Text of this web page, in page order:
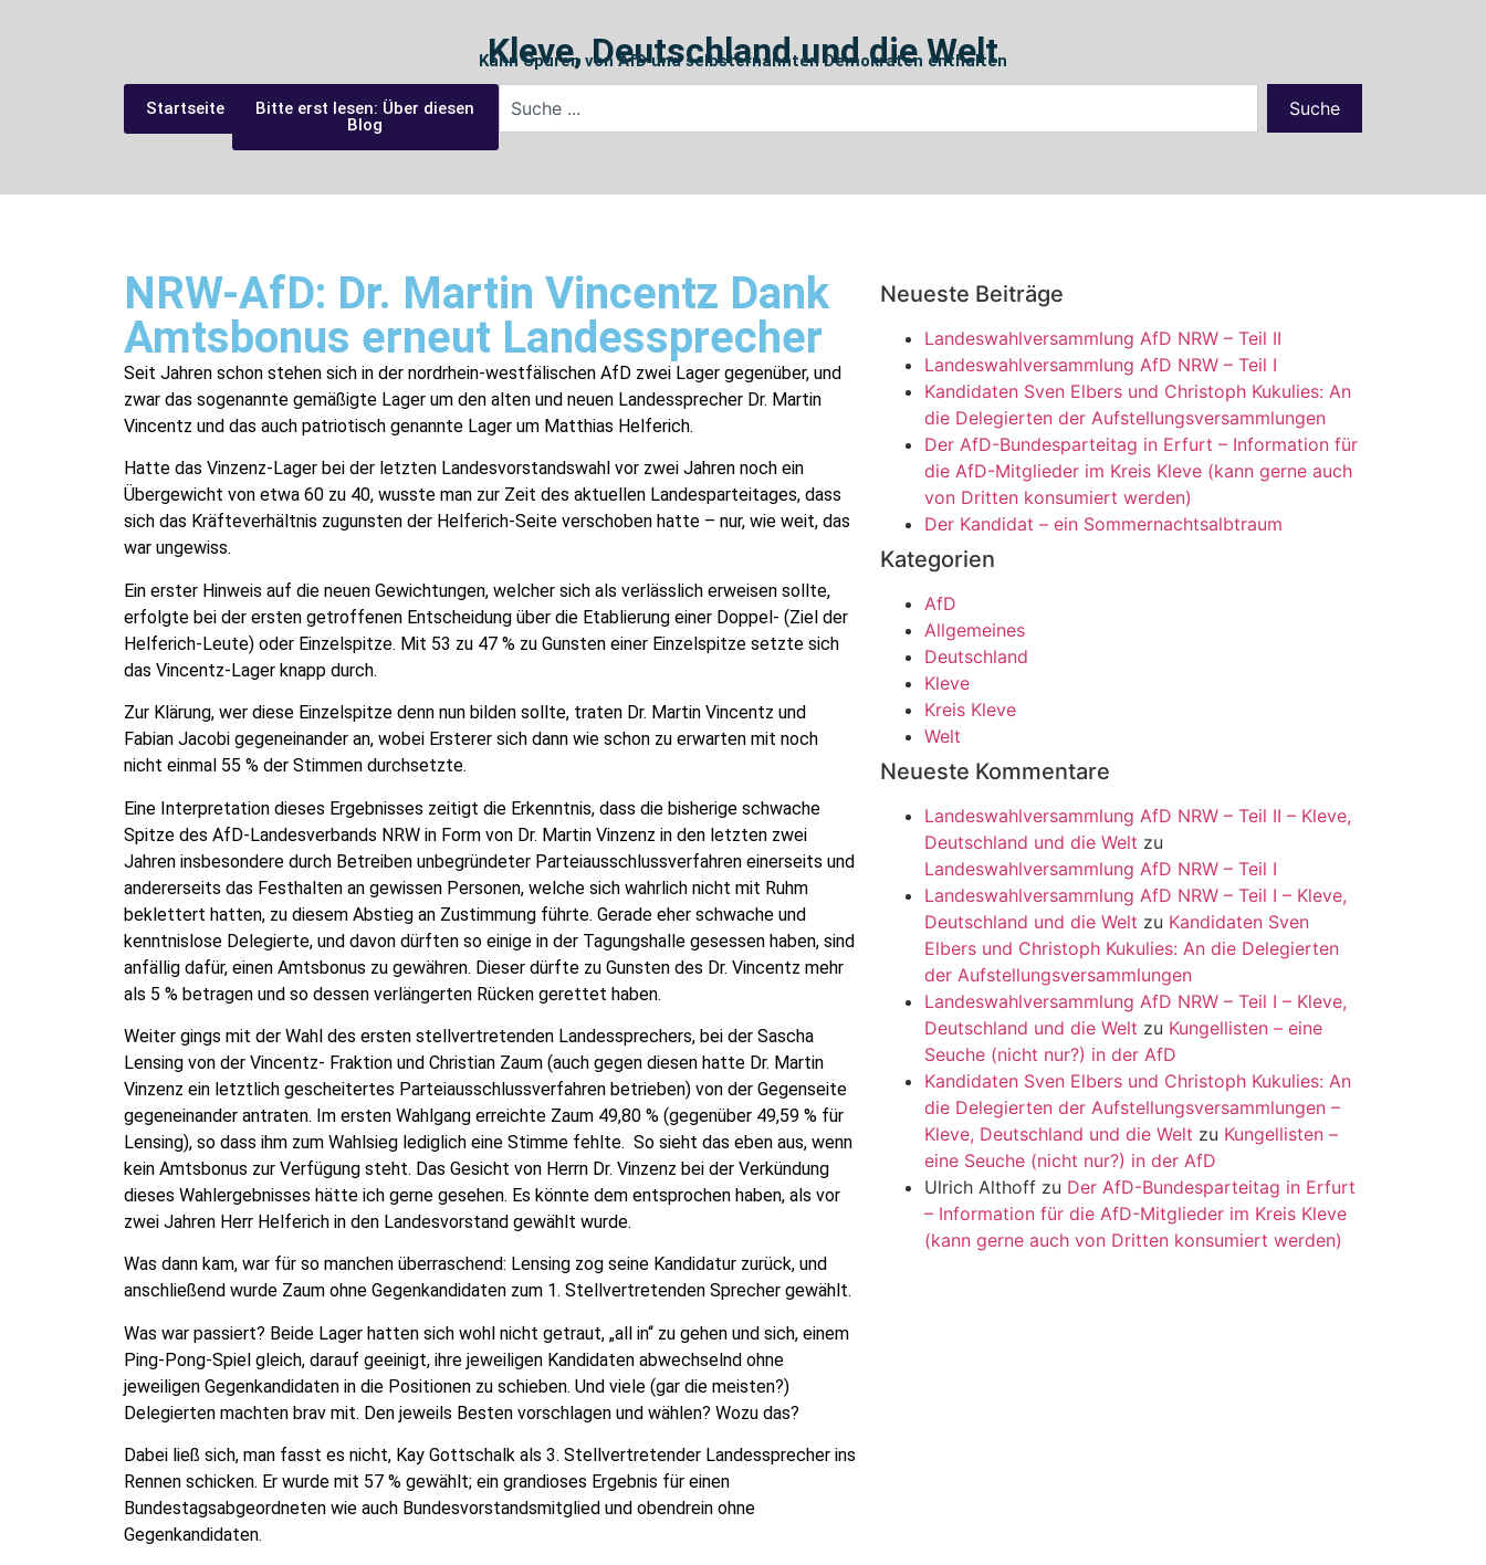
Kleve, Deutschland und die Welt
Kann Spuren von AfD und selbsternannten Demokraten enthalten
Startseite
Bitte erst lesen: Über diesen
Blog
Suche
NRW-AfD: Dr. Martin Vincentz Dank
Amtsbonus erneut Landessprecher
Seit Jahren schon stehen sich in der nordrhein-westfälischen AfD zwei Lager gegenüber, und
zwar das sogenannte gemäßigte Lager um den alten und neuen Landessprecher Dr. Martin
Vincentz und das auch patriotisch genannte Lager um Matthias Helferich.
Hatte das Vinzenz-Lager bei der letzten Landesvorstandswahl vor zwei Jahren noch ein
Übergewicht von etwa 60 zu 40, wusste man zur Zeit des aktuellen Landesparteitages, dass
sich das Kräfteverhältnis zugunsten der Helferich-Seite verschoben hatte – nur, wie weit, das
war ungewiss.
Ein erster Hinweis auf die neuen Gewichtungen, welcher sich als verlässlich erweisen sollte,
erfolgte bei der ersten getroffenen Entscheidung über die Etablierung einer Doppel- (Ziel der
Helferich-Leute) oder Einzelspitze. Mit 53 zu 47 % zu Gunsten einer Einzelspitze setzte sich
das Vincentz-Lager knapp durch.
Zur Klärung, wer diese Einzelspitze denn nun bilden sollte, traten Dr. Martin Vincentz und
Fabian Jacobi gegeneinander an, wobei Ersterer sich dann wie schon zu erwarten mit noch
nicht einmal 55 % der Stimmen durchsetzte.
Eine Interpretation dieses Ergebnisses zeitigt die Erkenntnis, dass die bisherige schwache
Spitze des AfD-Landesverbands NRW in Form von Dr. Martin Vinzenz in den letzten zwei
Jahren insbesondere durch Betreiben unbegründeter Parteiausschlussverfahren einerseits und
andererseits das Festhalten an gewissen Personen, welche sich wahrlich nicht mit Ruhm
beklettert hatten, zu diesem Abstieg an Zustimmung führte. Gerade eher schwache und
kenntnislose Delegierte, und davon dürften so einige in der Tagungshalle gesessen haben, sind
anfällig dafür, einen Amtsbonus zu gewähren. Dieser dürfte zu Gunsten des Dr. Vincentz mehr
als 5 % betragen und so dessen verlängerten Rücken gerettet haben.
Weiter gings mit der Wahl des ersten stellvertretenden Landessprechers, bei der Sascha
Lensing von der Vincentz- Fraktion und Christian Zaum (auch gegen diesen hatte Dr. Martin
Vinzenz ein letztlich gescheitertes Parteiausschlussverfahren betrieben) von der Gegenseite
gegeneinander antraten. Im ersten Wahlgang erreichte Zaum 49,80 % (gegenüber 49,59 % für
Lensing), so dass ihm zum Wahlsieg lediglich eine Stimme fehlte. So sieht das eben aus, wenn
kein Amtsbonus zur Verfügung steht. Das Gesicht von Herrn Dr. Vinzenz bei der Verkündung
dieses Wahlergebnisses hätte ich gerne gesehen. Es könnte dem entsprochen haben, als vor
zwei Jahren Herr Helferich in den Landesvorstand gewählt wurde.
Was dann kam, war für so manchen überraschend: Lensing zog seine Kandidatur zurück, und
anschließend wurde Zaum ohne Gegenkandidaten zum 1. Stellvertretenden Sprecher gewählt.
Was war passiert? Beide Lager hatten sich wohl nicht getraut, „all in“ zu gehen und sich, einem
Ping-Pong-Spiel gleich, darauf geeinigt, ihre jeweiligen Kandidaten abwechselnd ohne
jeweiligen Gegenkandidaten in die Positionen zu schieben. Und viele (gar die meisten?)
Delegierten machten brav mit. Den jeweils Besten vorschlagen und wählen? Wozu das?
Dabei ließ sich, man fasst es nicht, Kay Gottschalk als 3. Stellvertretender Landessprecher ins
Rennen schicken. Er wurde mit 57 % gewählt; ein grandioses Ergebnis für einen
Bundestagsabgeordneten wie auch Bundesvorstandsmitglied und obendrein ohne
Gegenkandidaten.
Neueste Beiträge
Landeswahlversammlung AfD NRW – Teil II
Landeswahlversammlung AfD NRW – Teil I
Kandidaten Sven Elbers und Christoph Kukulies: An
die Delegierten der Aufstellungsversammlungen
Der AfD-Bundesparteitag in Erfurt – Information für
die AfD-Mitglieder im Kreis Kleve (kann gerne auch
von Dritten konsumiert werden)
Der Kandidat – ein Sommernachtsalbtraum
Kategorien
AfD
Allgemeines
Deutschland
Kleve
Kreis Kleve
Welt
Neueste Kommentare
Landeswahlversammlung AfD NRW – Teil II – Kleve,
Deutschland und die Welt zu
Landeswahlversammlung AfD NRW – Teil I
Landeswahlversammlung AfD NRW – Teil I – Kleve,
Deutschland und die Welt zu Kandidaten Sven
Elbers und Christoph Kukulies: An die Delegierten
der Aufstellungsversammlungen
Landeswahlversammlung AfD NRW – Teil I – Kleve,
Deutschland und die Welt zu Kungellisten – eine
Seuche (nicht nur?) in der AfD
Kandidaten Sven Elbers und Christoph Kukulies: An
die Delegierten der Aufstellungsversammlungen –
Kleve, Deutschland und die Welt zu Kungellisten –
eine Seuche (nicht nur?) in der AfD
Ulrich Althoff zu Der AfD-Bundesparteitag in Erfurt
– Information für die AfD-Mitglieder im Kreis Kleve
(kann gerne auch von Dritten konsumiert werden)